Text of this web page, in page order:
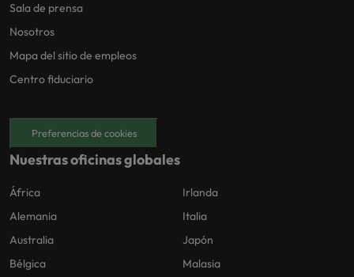
Sala de prensa
Nosotros
Mapa del sitio de empleos
Centro fiduciario
Preferencias de cookies
Nuestras oficinas globales
África
Alemania
Australia
Bélgica
Irlanda
Italia
Japón
Malasia